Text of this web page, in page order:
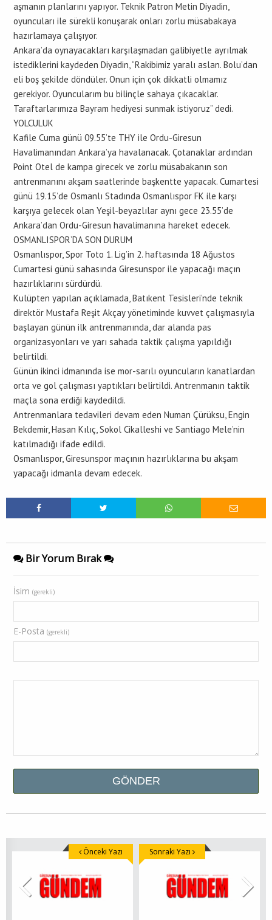
aşmanın planlarını yapıyor. Teknik Patron Metin Diyadin,
oyuncuları ile sürekli konuşarak onları zorlu müsabakaya
hazırlamaya çalışıyor.
Ankara’da oynayacakları karşılaşmadan galibiyetle ayrılmak
istediklerini kaydeden Diyadin, “Rakibimiz yaralı aslan. Bolu’dan
eli boş şekilde döndüler. Onun için çok dikkatli olmamız
gerekiyor. Oyuncularım bu bilinçle sahaya çıkacaklar.
Taraftarlarımıza Bayram hediyesi sunmak istiyoruz” dedi.
YOLCULUK
Kafile Cuma günü 09.55’te THY ile Ordu-Giresun
Havalimanından Ankara’ya havalanacak. Çotanaklar ardından
Point Otel de kampa girecek ve zorlu müsabakanın son
antrenmanını akşam saatlerinde başkentte yapacak. Cumartesi
günü 19.15’de Osmanlı Stadında Osmanlıspor FK ile karşı
karşıya gelecek olan Yeşil-beyazlılar aynı gece 23.55’de
Ankara’dan Ordu-Giresun havalimanına hareket edecek.
OSMANLISPOR’DA SON DURUM
Osmanlıspor, Spor Toto 1. Lig’in 2. haftasında 18 Ağustos
Cumartesi günü sahasında Giresunspor ile yapacağı maçın
hazırlıklarını sürdürdü.
Kulüpten yapılan açıklamada, Batıkent Tesisleri’nde teknik
direktör Mustafa Reşit Akçay yönetiminde kuvvet çalışmasıyla
başlayan günün ilk antrenmanında, dar alanda pas
organizasyonları ve yarı sahada taktik çalışma yapıldığı
belirtildi.
Günün ikinci idmanında ise mor-sarılı oyuncuların kanatlardan
orta ve gol çalışması yaptıkları belirtildi. Antrenmanın taktik
maçla sona erdiği kaydedildi.
Antrenmanlara tedavileri devam eden Numan Çürüksu, Engin
Bekdemir, Hasan Kılıç, Sokol Cikalleshi ve Santiago Mele’nin
katılmadığı ifade edildi.
Osmanlıspor, Giresunspor maçının hazırlıklarına bu akşam
yapacağı idmanla devam edecek.
Bir Yorum Bırak
İsim (gerekli)
E-Posta (gerekli)
Önceki Yazı Sonraki Yazı